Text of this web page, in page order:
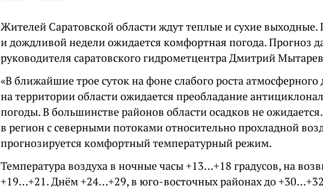
Жителей Саратовской области ждут теплые и сухие выходные.
и дождливой недели ожидается комфортная погода. Прогноз
руководителя саратовского гидрометцентра Дмитрий
«В ближайшие трое суток на фоне слабого роста атмосферного
на территории области ожидается преобладание
погоды. В большинстве районов области осадков не
в регион с северными потоками относительно прохладной
прогнозируется комфортный температурный режим.
Температура воздуха в ночные часы +13…+18 градусов, на
+19…+21. Днём +24…+29, в юго-восточных районах до +30…+32